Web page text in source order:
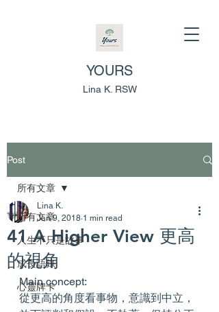
YOURS
Lina K. RSW
Post
所有文章
人生不只是故事
成長語錄
心靈牌卡
所有文章
41 A Higher View 更高
的視角
Lina K.
Jan 9, 2018 1 min read
Main concept:
從更高的角度看事物，意識到中立，